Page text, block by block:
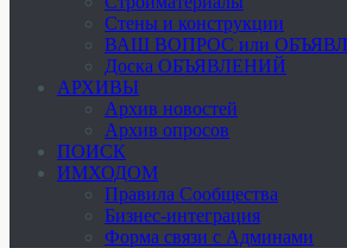
Стены и конструкции
ВАШ ВОПРОС или
Доска ОБЪЯВЛЕНИЙ
АРХИВЫ
Архив новостей
Архив опросов
ПОИСК
ИМХОДОМ
Правила Сообщества
Бизнес-интеграция
Форма связи с Админами